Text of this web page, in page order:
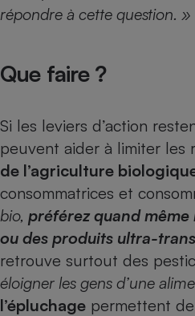
répondre à cette question. »
Que faire ?
Si les leviers d’action
peuvent aider à limiter les
de l’agriculture
consommatrices et
bio, préférez quand même
ou des produits ultra-
retrouve surtout des
éloigner les gens d’une
l’épluchage permettent